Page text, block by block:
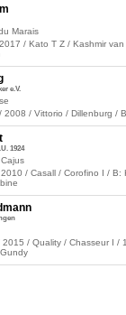
Marais
/ Kato T Z / Kashmir
e.V.
2008 / Vittorio / Dillenburg /
1924
/ Casall / Corofino I / B:
/ Quality / Chasseur I /